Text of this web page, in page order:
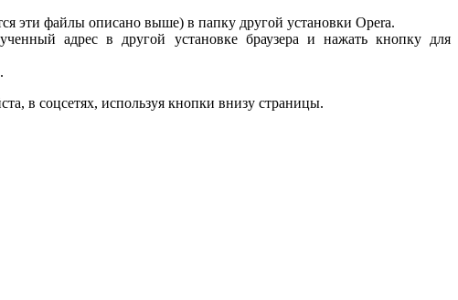
эти файлы описано выше) в папку другой установки Opera.
адрес в другой установке браузера и нажать кнопку для
в соцсетях, используя кнопки внизу страницы.